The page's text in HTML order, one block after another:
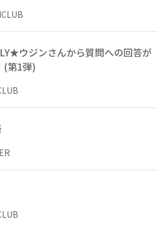
ウジンさんから質問への回答が
(第1弾)